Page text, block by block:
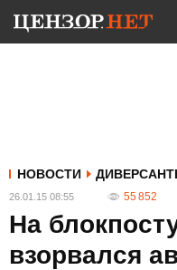
НОВОСТИ
26.01.15 08:55 55 852
На
взорвался